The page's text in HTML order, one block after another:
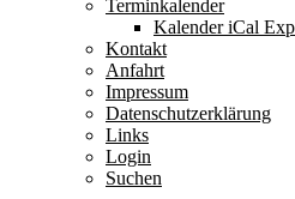
Terminkalender
Kalender iCal
Kontakt
Anfahrt
Impressum
Datenschutzerklärung
Links
Login
Suchen